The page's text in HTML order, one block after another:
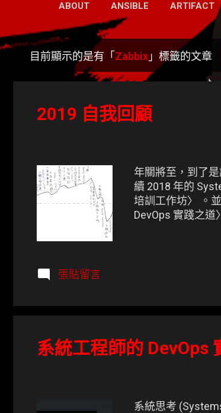
ABOUT ANSIBLE ARTIFACT
目前顯示的是有「 Zabbix 」標籤的文章
2019 自我回顧
年關將至，到了
續 2018 年的
培訓工作坊〉 。
DevOps 實踐之
張貼留言
系統工程師的 DevOps
系統思考